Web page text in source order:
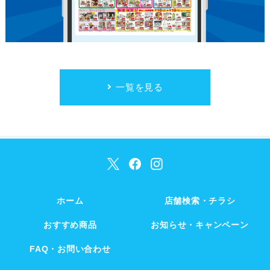
一覧を見る
ホーム 店舗検索・チラシ
おすすめ商品 お知らせ・キャンペーン
FAQ・お問い合わせ